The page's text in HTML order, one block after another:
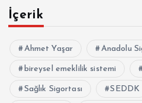
İçerik
Ahmet Yaşar Anadolu
bireysel emeklilik sistemi
Sağlık Sigortası SEDDK